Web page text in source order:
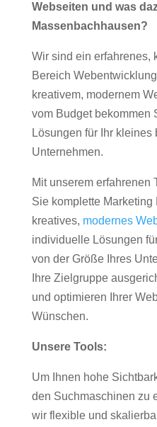
Webseiten und was
Massenbachhausen?
Wir sind ein erfahrenes,
Bereich
kreativem, modernem
vom Budget bekommen
Lösungen für Ihr
Unternehmen.
Mit unserem erfahrenen
Sie komplette Marketing
kreatives, modernes
individuelle Lösungen
von der Größe Ihres
Ihre Zielgruppe
und optimieren Ihrer
Wünschen.
Unsere Tools:
Um Ihnen hohe
den Suchmaschinen zu
wir flexible und